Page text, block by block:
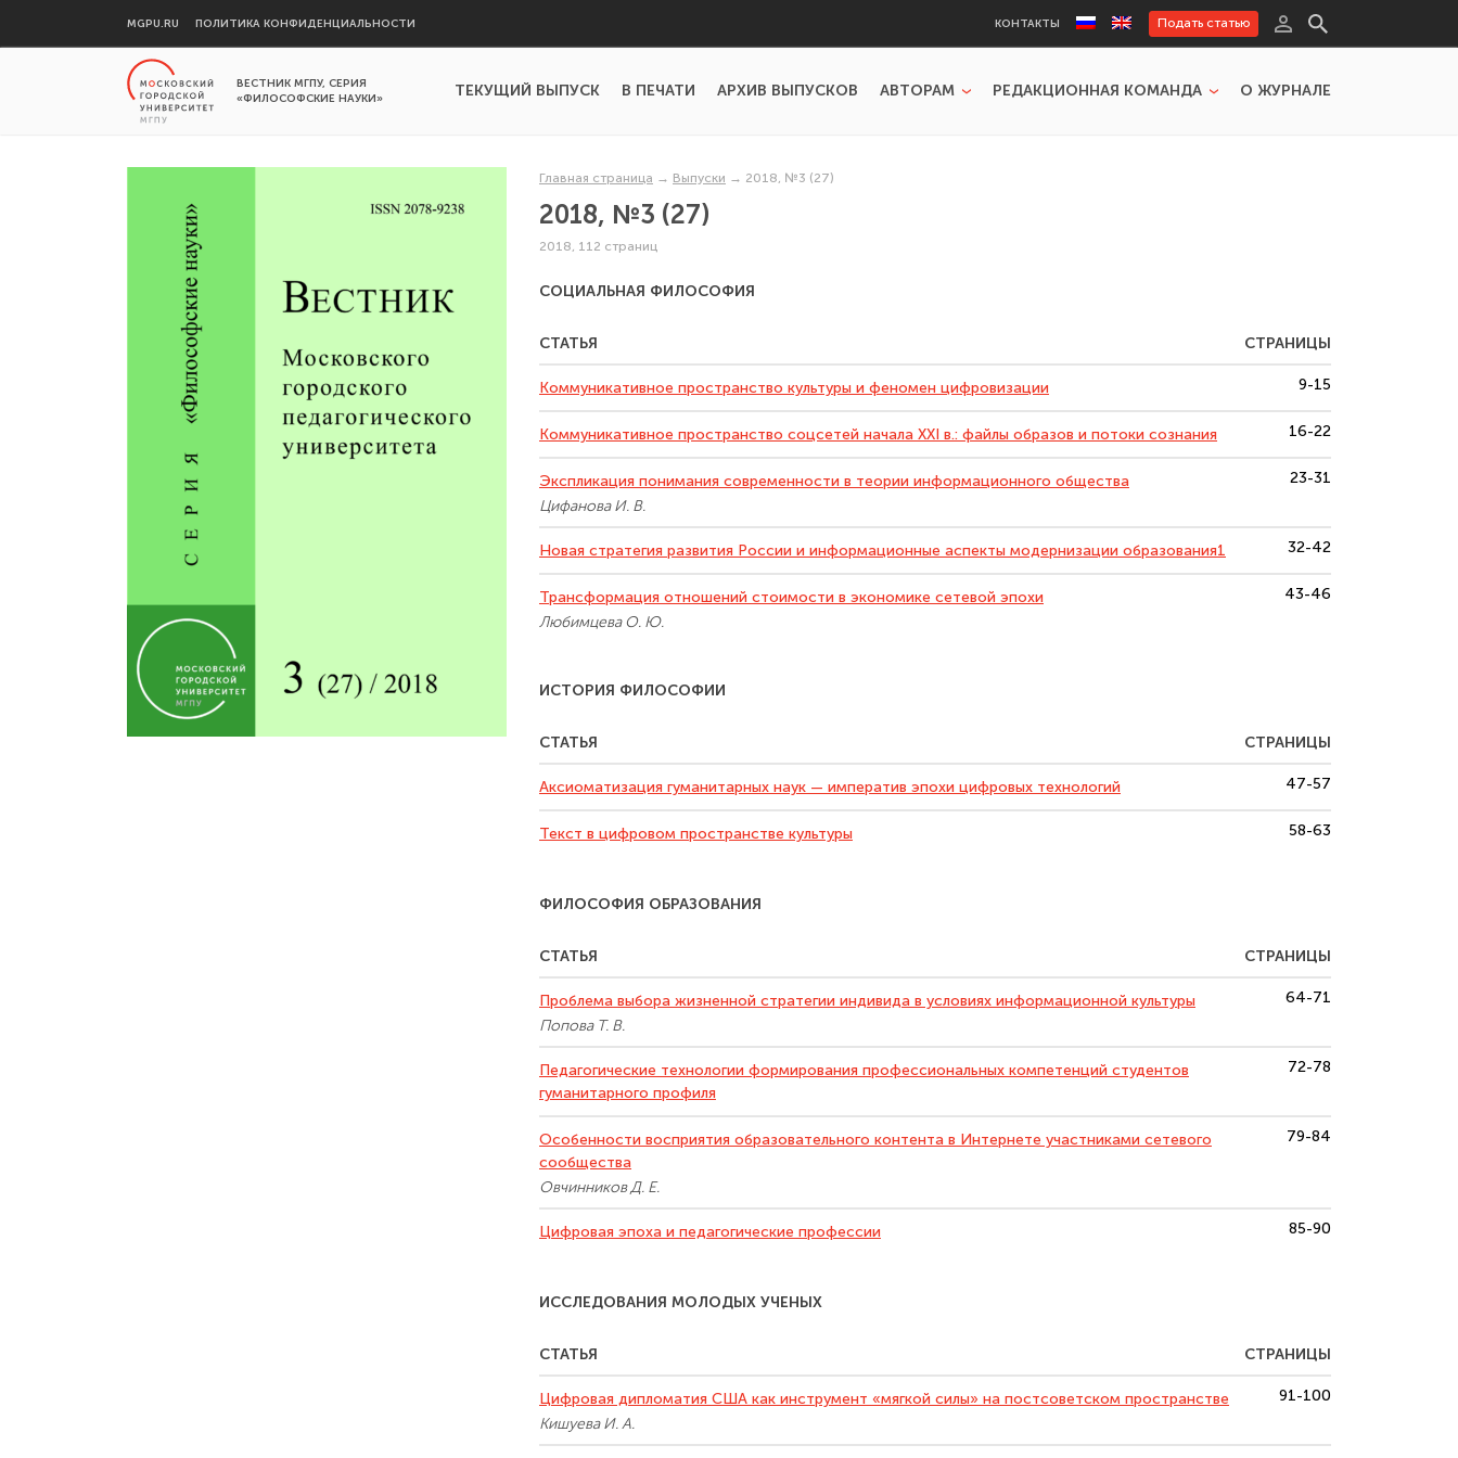
MGPU.RU ПОЛИТИКА КОНФИДЕНЦИАЛЬНОСТИ КОНТАКТЫ Подать статью
ВЕСТНИК МГПУ, СЕРИЯ
«ФИЛОСОФСКИЕ НАУКИ»
ТЕКУЩИЙ ВЫПУСК В ПЕЧАТИ АРХИВ ВЫПУСКОВ АВТОРАМ РЕДАКЦИОННАЯ КОМАНДА О ЖУРНАЛЕ
Главная страница → Выпуски → 2018, №3 (27)
2018, №3 (27)
2018, 112 страниц
СОЦИАЛЬНАЯ ФИЛОСОФИЯ
СТАТЬЯ СТРАНИЦЫ
Коммуникативное пространство культуры и феномен цифровизации 9-15
Коммуникативное пространство соцсетей начала XXI в.: файлы образов и потоки сознания 16-22
Экспликация понимания современности в теории информационного общества
Цифанова И. В.
23-31
Новая стратегия развития России и информационные аспекты модернизации образования1 32-42
Трансформация отношений стоимости в экономике сетевой эпохи
Любимцева О. Ю.
43-46
ИСТОРИЯ ФИЛОСОФИИ
СТАТЬЯ СТРАНИЦЫ
Аксиоматизация гуманитарных наук — императив эпохи цифровых технологий 47-57
Текст в цифровом пространстве культуры 58-63
ФИЛОСОФИЯ ОБРАЗОВАНИЯ
СТАТЬЯ СТРАНИЦЫ
Проблема выбора жизненной стратегии индивида в условиях информационной культуры
Попова Т. В.
64-71
Педагогические технологии формирования профессиональных компетенций студентов
гуманитарного профиля
72-78
Особенности восприятия образовательного контента в Интернете участниками сетевого
сообщества
Овчинников Д. Е.
79-84
Цифровая эпоха и педагогические профессии 85-90
ИССЛЕДОВАНИЯ МОЛОДЫХ УЧЕНЫХ
СТАТЬЯ СТРАНИЦЫ
Цифровая дипломатия США как инструмент «мягкой силы» на постсоветском пространстве
Кишуева И. А.
91-100